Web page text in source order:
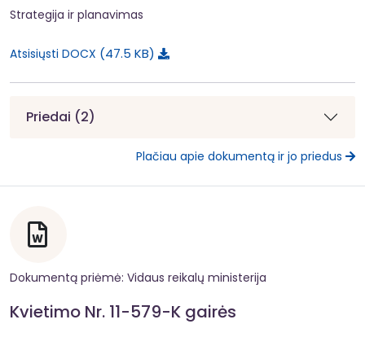
Strategija ir planavimas
Atsisiųsti DOCX 47.5 KB
Priedai (2)
Plačiau apie dokumentą ir jo priedus
Dokumentą priėmė: Vidaus reikalų ministerija
Kvietimo Nr. 11-579-K gairės